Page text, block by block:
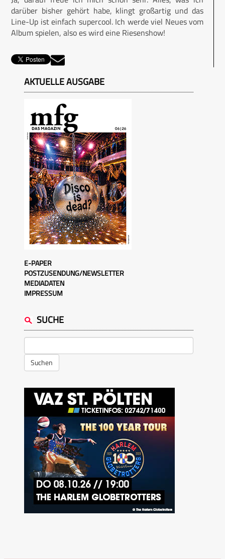
darüber bisher gehört habe, klingt großartig und das
Line-Up ist einfach supercool. Ich werde viel Neues vom
Album spielen, also es wird eine Riesenshow!
AKTUELLE AUSGABE
E-PAPER
POSTZUSENDUNG/NEWSLETTER
MEDIADATEN
IMPRESSUM
SUCHE
Suchen